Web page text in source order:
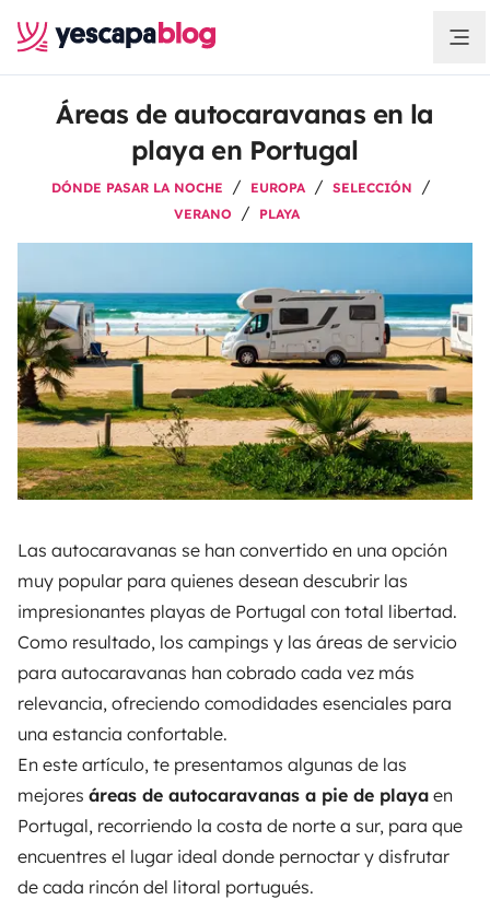
Áreas de autocaravanas en la
playa en Portugal
DÓNDE PASAR LA NOCHE EUROPA
SELECCIÓN
VERANO
PLAYA
Las autocaravanas se han convertido en una opción
muy popular para quienes desean descubrir las
impresionantes playas de Portugal con total libertad.
Como resultado, los campings y las áreas de servicio
para autocaravanas han cobrado cada vez más
relevancia, ofreciendo comodidades esenciales para
una estancia confortable.
En este artículo, te presentamos algunas de las
mejores áreas de autocaravanas a pie de playa en
Portugal, recorriendo la costa de norte a sur, para que
encuentres el lugar ideal donde pernoctar y disfrutar
de cada rincón del litoral portugués.